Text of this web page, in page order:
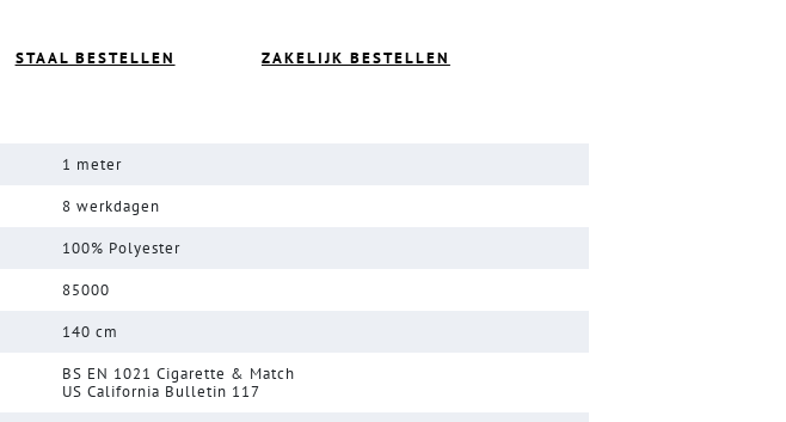
STAAL BESTELLEN ZAKELIJK BESTELLEN
1 meter
8 werkdagen
100% Polyester
85000
140 cm
BS EN 1021 Cigarette & Match
US California Bulletin 117